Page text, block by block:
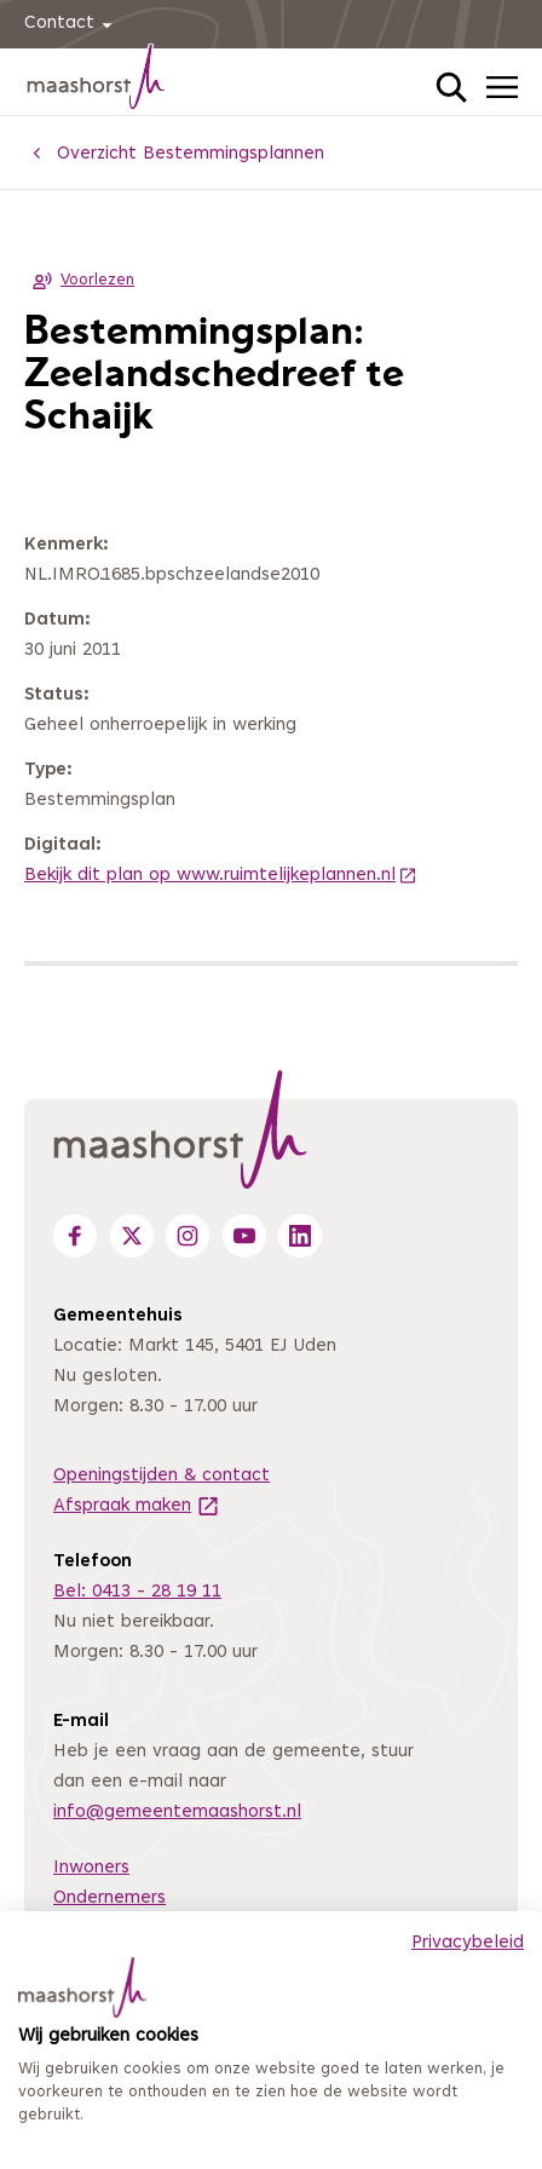
Privacybeleid
Wij gebruiken cookies
Wij gebruiken cookies om onze website goed te laten werken, je
voorkeuren te onthouden en te zien hoe de website wordt
gebruikt.
Contact
HomeOverzicht Bestemmingsplannen
Voorlezen
Bestemmingsplan:
Zeelandschedreef te
Schaijk
Kenmerk
NL.IMRO.1685.bpschzeelandse2010
Datum
30 juni 2011
Status
Geheel onherroepelijk in werking
Type
Bestemmingsplan
Digitaal
Bekijk dit plan op www.ruimtelijkeplannen.nl (Deze link gaat
Gemeentehuis
Locatie: Markt 145, 5401 EJ Uden
Nu gesloten.
Morgen: 8.30 - 17.00 uur
Openingstijden & contact
Afspraak maken (Deze link gaat naar een andere
Telefoon
Bel: 0413 - 28 19 11
Nu niet bereikbaar.
Morgen: 8.30 - 17.00 uur
E-mail
Heb je een vraag aan de gemeente, stuur
dan een e-mail naar
info@gemeentemaashorst.nl
Inwoners
Ondernemers
Archiefweb(Deze link gaat naar een andere website)
Coordinated Vulnerability Disclosure
Mijn loket
Privacy en persoonsgegevens